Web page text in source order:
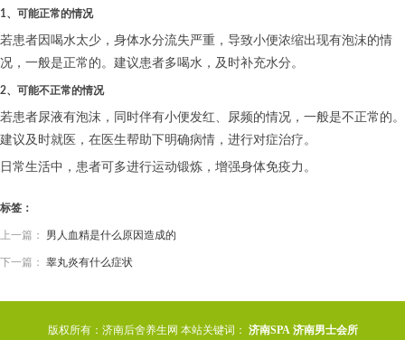
1、可能正常的情况
若患者因喝水太少，身体水分流失严重，导致小便浓缩出现有泡沫的情
况，一般是正常的。建议患者多喝水，及时补充水分。
2、可能不正常的情况
若患者尿液有泡沫，同时伴有小便发红、尿频的情况，一般是不正常的。
建议及时就医，在医生帮助下明确病情，进行对症治疗。
日常生活中，患者可多进行运动锻炼，增强身体免疫力。
标签：
上一篇： 男人血精是什么原因造成的
下一篇： 睾丸炎有什么症状
版权所有：济南后舍养生网 本站关键词： 济南SPA 济南男士会所